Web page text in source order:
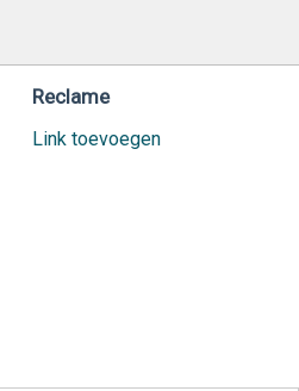
Reclame
Link toevoegen